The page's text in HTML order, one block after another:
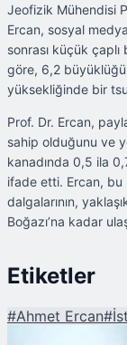
Jeofizik Mühendisi
Ercan, sosyal
sonrası küçük
göre, 6,2
yüksekliğinde bir
Prof. Dr. Ercan,
sahip olduğunu ve
kanadında 0,5 ila
ifade etti. Ercan,
dalgalarının,
Boğazı’na kadar
Etiketler
#Ahmet Ercan#